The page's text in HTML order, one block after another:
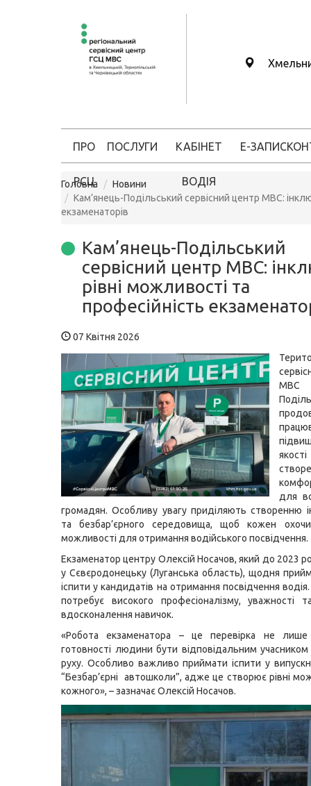
ПРО
РСЦ
ПОСЛУГИ КАБІНЕТ
ВОДІЯ
Е-ЗАПИС
Головна
Новини
Кам’янець-Подільський сервісний центр МВС:
екзаменаторів
Кам’янець-Подільський
сервісний центр МВС:
рівні можливості та
професійність
07 Квітня 2026
МВС
для
громадян. Особливу увагу приділяють створенню
та безбар’єрного середовища, щоб кожен
можливості для отримання водійського посвідчення.
Екзаменатор центру Олексій Носачов, який до 2023
у Сєвєродонецьку (Луганська область), щодня
іспити у кандидатів на отримання посвідчення
потребує високого професіоналізму, уважності
вдосконалення навичок.
«Робота екзаменатора – це перевірка не
готовності людини бути відповідальним
руху. Особливо важливо приймати іспити у
“Безбар’єрні автошколи”, адже це створює рівні
кожного», – зазначає Олексій Носачов.